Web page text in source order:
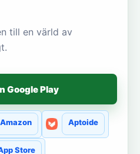
till en värld av
Google Play
Amazon Aptoide
Store